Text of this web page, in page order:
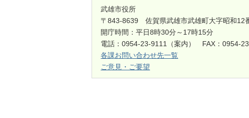
武雄市役所
〒843-8639 佐賀県武雄市武雄町大字昭和12
開庁時間：平日8時30分～17時15分
電話：0954-23-9111（案内） FAX：0954-
各課お問い合わせ先一覧
ご意見・ご要望